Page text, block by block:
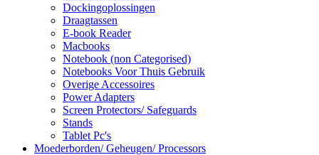
Dockingoplossingen
Draagtassen
E-book Reader
Macbooks
Notebook (non Categorised)
Notebooks Voor Thuis Gebruik
Overige Accessoires
Power Adapters
Screen Protectors/ Safeguards
Stands
Tablet Pc's
Moederborden/ Geheugen/ Processors